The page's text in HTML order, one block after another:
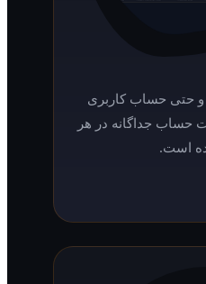
کاربری
در هر